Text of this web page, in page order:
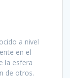
a nivel
en el
la esfera
de otros.